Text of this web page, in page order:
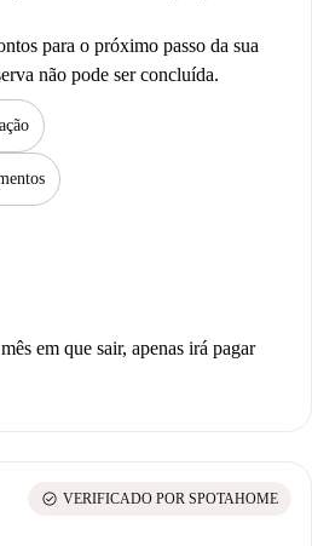
para o próximo passo da sua
não pode ser concluída.
em que sair, apenas irá pagar
check_circle VERIFICADO POR SPOTAHOME